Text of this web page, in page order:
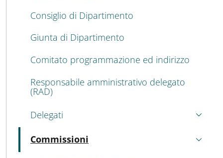
Consiglio di Dipartimento
Giunta di Dipartimento
Comitato programmazione ed indirizzo
Responsabile amministrativo delegato
(RAD)
Delegati
Commissioni
Attivo